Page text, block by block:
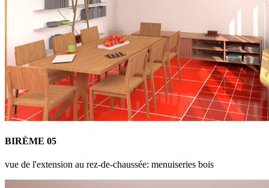
BIRÈME 05
vue de l'extension au rez-de-chaussée: menuiseries bois